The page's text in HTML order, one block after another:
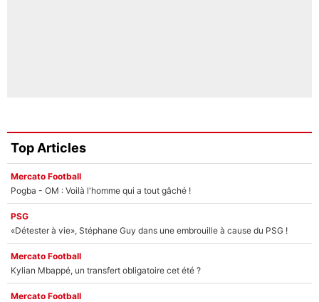
Top Articles
Mercato Football
Pogba - OM : Voilà l'homme qui a tout gâché !
PSG
«Détester à vie», Stéphane Guy dans une embrouille à cause du PSG !
Mercato Football
Kylian Mbappé, un transfert obligatoire cet été ?
Mercato Football